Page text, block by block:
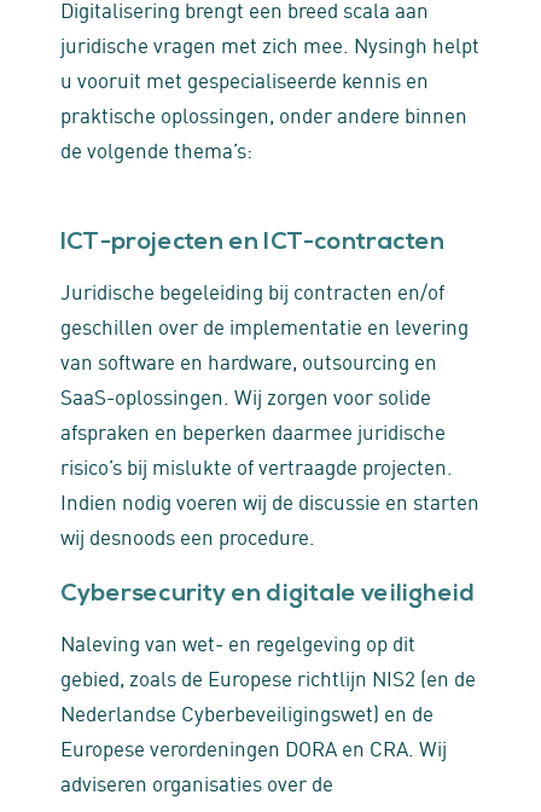
Digitalisering brengt een breed scala aan
juridische vragen met zich mee. Nysingh helpt
u vooruit met gespecialiseerde kennis en
praktische oplossingen, onder andere binnen
de volgende thema’s:
ICT-projecten en ICT-contracten
Juridische begeleiding bij contracten en/of
geschillen over de implementatie en levering
van software en hardware, outsourcing en
SaaS-oplossingen. Wij zorgen voor solide
afspraken en beperken daarmee juridische
risico’s bij mislukte of vertraagde projecten.
Indien nodig voeren wij de discussie en starten
wij desnoods een procedure.
Cybersecurity en digitale veiligheid
Naleving van wet- en regelgeving op dit
gebied, zoals de Europese richtlijn NIS2 (en de
Nederlandse Cyberbeveiligingswet) en de
Europese verordeningen DORA en CRA. Wij
adviseren organisaties over de